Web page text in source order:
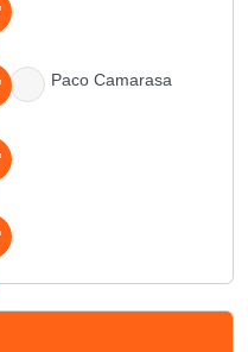
Paco Camarasa